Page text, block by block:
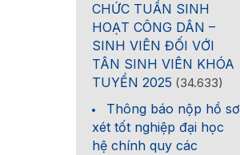
CHỨC TUẦN SINH
HOẠT CÔNG DÂN –
SINH VIÊN ĐỐI VỚI
TÂN SINH VIÊN KHÓA
TUYỂN 2025 (34.633)
Thông báo nộp hồ sơ
xét tốt nghiệp đại học
hệ chính quy các